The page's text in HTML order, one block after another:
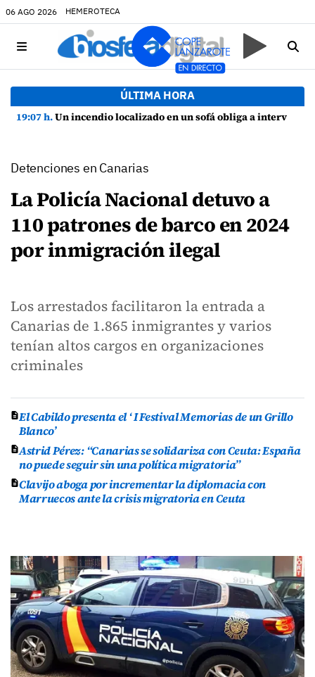
06 AGO 2026 HEMEROTECA
ÚLTIMA HORA
19:07 h.Un incendio localizado en un sofá obliga a intervenir en una vivienda de Playa Honda
Detenciones en Canarias
La Policía Nacional detuvo a
110 patrones de barco en 2024
por inmigración ilegal
Los arrestados facilitaron la entrada a
Canarias de 1.865 inmigrantes y varios
tenían altos cargos en organizaciones
criminales
El Cabildo presenta el ‘ I Festival Memorias de un Grillo
Blanco’
Astrid Pérez: “Canarias se solidariza con Ceuta: España
no puede seguir sin una política migratoria”
Clavijo aboga por incrementar la diplomacia con
Marruecos ante la crisis migratoria en Ceuta